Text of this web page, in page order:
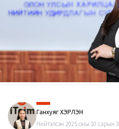
Ганхуяг ХЭРЛЭН
Нийтэлсэн 2025 оны 10 сарын 3